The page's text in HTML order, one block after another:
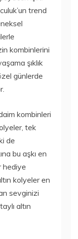
trend
kombinlerini
şıklık
günlerde
kombinleri
tek
de
bu aşkı en
hediye
kolyeler en
sevginizi
altın